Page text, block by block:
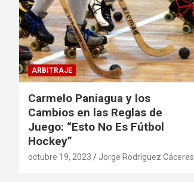
ARBITRAJE
Carmelo Paniagua y los
Cambios en las Reglas de
Juego: “Esto No Es Fútbol
Hockey”
octubre 19, 2023 Jorge Rodríguez Cáceres